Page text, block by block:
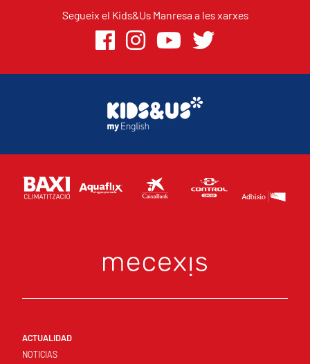
Segueix el Kids&Us Manresa a les xarxes
ACTUALIDAD
NOTICIAS